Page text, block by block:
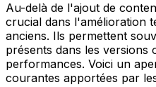
Au-delà de l'ajout de
crucial dans l'amélioration
anciens. Ils permettent
présents dans les versions
performances. Voici un
courantes apportées par